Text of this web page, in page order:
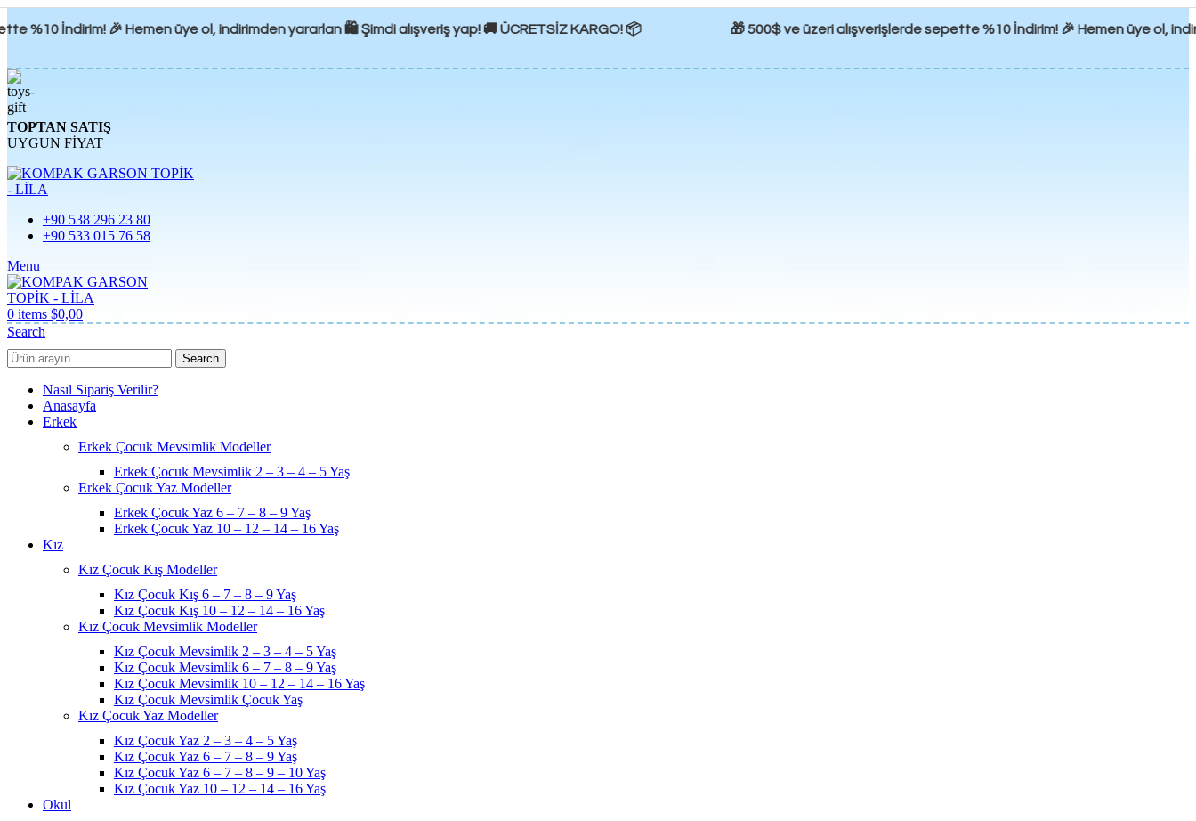
İndirim! 🎉 Hemen üye ol, indirimden yararlan 🛍️ Şimdi alışveriş yap! 🚚 ÜCRETSİZ KARGO! 📦 🎁 500$ ve üzeri alışverişlerde sepette %10 İndirim! 🎉 Hemen üye ol,
TOPTAN SATIŞ
UYGUN FİYAT
+90 538 296 23 80
+90 533 015 76 58
Menu
0 items $0,00
Search
Search
Nasıl Sipariş Verilir?
Anasayfa
Erkek
Erkek Çocuk Mevsimlik Modeller
Erkek Çocuk Mevsimlik 2 – 3 – 4 – 5 Yaş
Erkek Çocuk Yaz Modeller
Erkek Çocuk Yaz 6 – 7 – 8 – 9 Yaş
Erkek Çocuk Yaz 10 – 12 – 14 – 16 Yaş
Kız
Kız Çocuk Kış Modeller
Kız Çocuk Kış 6 – 7 – 8 – 9 Yaş
Kız Çocuk Kış 10 – 12 – 14 – 16 Yaş
Kız Çocuk Mevsimlik Modeller
Kız Çocuk Mevsimlik 2 – 3 – 4 – 5 Yaş
Kız Çocuk Mevsimlik 6 – 7 – 8 – 9 Yaş
Kız Çocuk Mevsimlik 10 – 12 – 14 – 16 Yaş
Kız Çocuk Mevsimlik Çocuk Yaş
Kız Çocuk Yaz Modeller
Kız Çocuk Yaz 2 – 3 – 4 – 5 Yaş
Kız Çocuk Yaz 6 – 7 – 8 – 9 Yaş
Kız Çocuk Yaz 6 – 7 – 8 – 9 – 10 Yaş
Kız Çocuk Yaz 10 – 12 – 14 – 16 Yaş
Okul